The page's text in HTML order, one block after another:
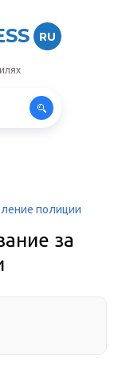
RU
полиции
за